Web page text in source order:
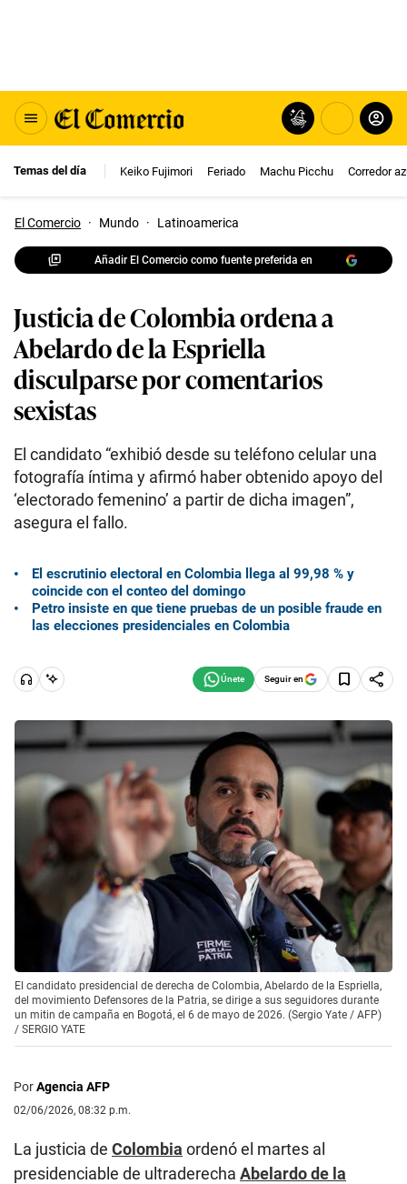
Temas del día Keiko Fujimori Feriado Machu Picchu Corredor
El Comercio · Mundo · Latinoamerica
Añadir El Comercio como fuente preferida en
Justicia de Colombia ordena a
Abelardo de la Espriella
disculparse por comentarios
sexistas
El candidato “exhibió desde su teléfono celular una
fotografía íntima y afirmó haber obtenido apoyo del
‘electorado femenino’ a partir de dicha imagen”,
asegura el fallo.
El escrutinio electoral en Colombia llega al 99,98 % y
coincide con el conteo del domingo
Petro insiste en que tiene pruebas de un posible fraude en
las elecciones presidenciales en Colombia
Seguir en
El candidato presidencial de derecha de Colombia, Abelardo de la Espriella,
del movimiento Defensores de la Patria, se dirige a sus seguidores durante
un mitin de campaña en Bogotá, el 6 de mayo de 2026. (Sergio Yate / AFP)
/ SERGIO YATE
PorAgencia AFP
02/06/2026, 08:32 p.m.
La justicia de Colombia ordenó el martes al
presidenciable de ultraderecha Abelardo de la